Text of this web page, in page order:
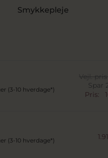
Smykkepleje
(3-10 hverdage*)
Vejl. pris
Spar
Pris:
(3-10 hverdage*)